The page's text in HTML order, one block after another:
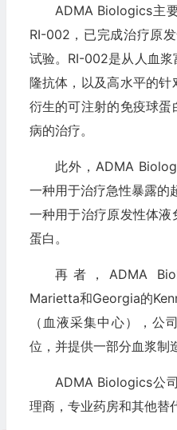
ADMA Biologics主
RI-002，已完成治疗原
试验。RI-002是从人血
隆抗体，以及高水平的
衍生的可注射的免疫球
病的治疗。
此外，ADMA
一种用于治疗急性暴露的
一种用于治疗原发性体
蛋白。
再者，ADMA
Marietta和Georgia的
（血液采集中心），公
位，并提供一部分血浆制
ADMA Biologics公
理商，专业药房和其他替